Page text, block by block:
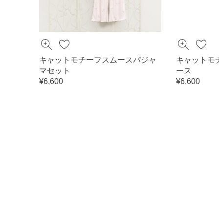
キャットモチーフスムースパジャ
マセット
¥6,600
キャットモ
ース
¥6,600